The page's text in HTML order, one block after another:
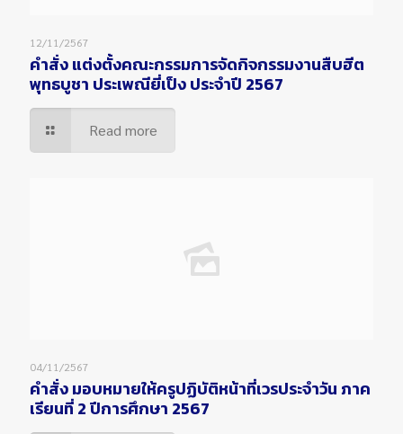
12/11/2567
คำสั่ง แต่งตั้งคณะกรรมการจัดกิจกรรมงานสืบฮีต
พุทธบูชา ประเพณียี่เป็ง ประจำปี 2567
Read more
04/11/2567
คำสั่ง มอบหมายให้ครูปฏิบัติหน้าที่เวรประจำวัน ภาค
เรียนที่ 2 ปีการศึกษา 2567